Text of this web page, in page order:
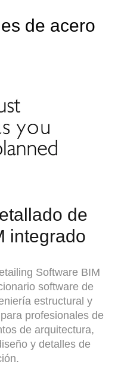
de acero
de
integrado
Software BIM
software de
estructural y
profesionales de
de arquitectura,
y detalles de